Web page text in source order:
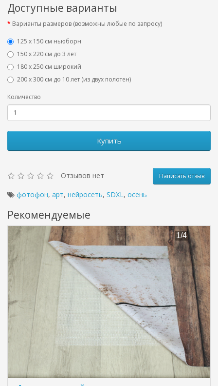
Доступные варианты
Варианты размеров (возможны любые по запросу)
125 x 150 см ньюборн
150 х 220 см до 3 лет
180 х 250 см широкий
200 х 300 см до 10 лет (из двух полотен)
Количество
Купить
Отзывов нет Написать отзыв
фотофон, арт, нейросеть, SDXL, осень
Рекомендуемые